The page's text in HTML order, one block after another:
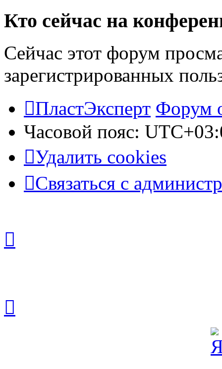
Кто сейчас на
Сейчас этот форум
зарегистрированных
ПластЭксперт Форум
Часовой пояс:
Удалить cookies
Связаться с